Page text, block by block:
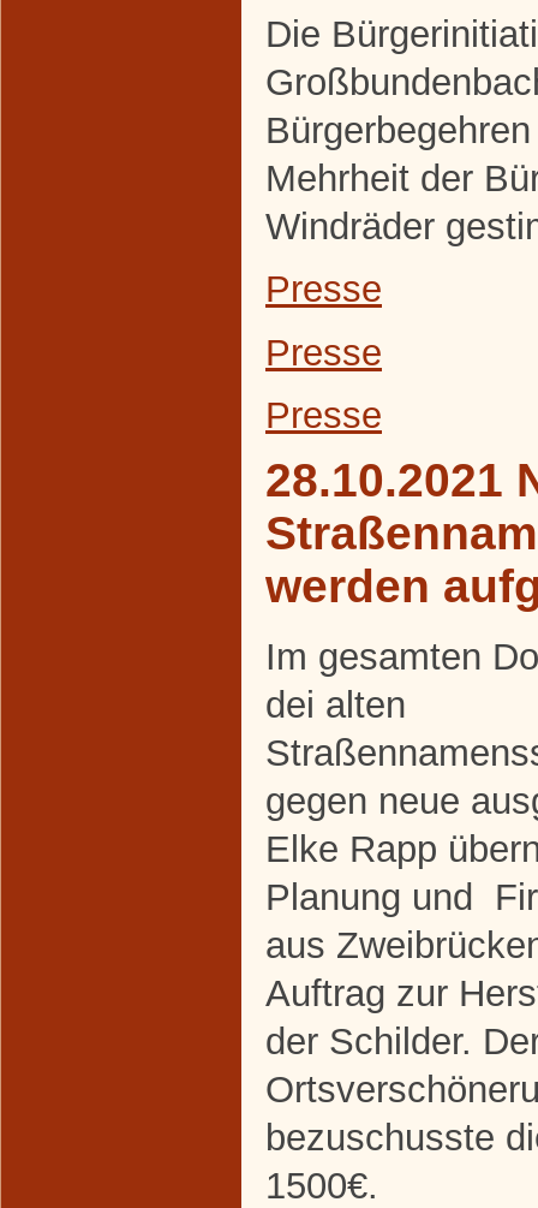
Die
Mehrheit der
Windräder
Presse
Presse
Presse
28.10.2021
werden
Im gesamten
dei alten
gegen neue
Elke Rapp
Planung und
aus
Auftrag zur
der Schilder.
bezuschusste
1500€.